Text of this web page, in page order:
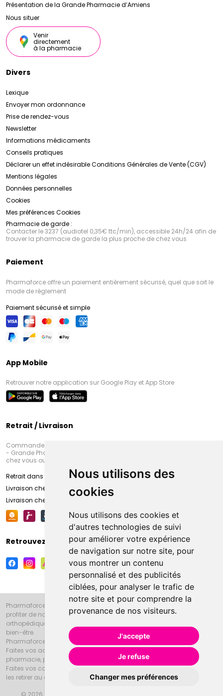
Nous utilisons des
cookies
Nous utilisons des cookies et
d'autres technologies de suivi
pour améliorer votre expérience
de navigation sur notre site, pour
vous montrer un contenu
personnalisé et des publicités
ciblées, pour analyser le trafic de
notre site et pour comprendre la
provenance de nos visiteurs.
J'accepte
Je refuse
Changer mes préférences
Présentation de la Grande Pharmacie d’Amiens
Nous situer
Venir
directement
à la pharmacie
Divers
Lexique
Envoyer mon ordonnance
Prise de rendez-vous
Newsletter
Informations médicaments
Conseils pratiques
Déclarer un effet indésirableConditions Générales de Vente (CGV)
Mentions légales
Données personnelles
Cookies
Mes préférences Cookies
Pharmacie de garde :
Contacter le 3237 (audiotel 0,35€ ttc/min), accessible 24h/24 afin de
trouver la pharmacie de garde la plus proche de chez vous
Paiement
Pharmaforce offre un paiement entièrement sécurisé, quel que soit le
mode de règlement
Paiement sécurisé et simple
App Mobile
Retrouver notre application sur Google Play et App Store
Retrait / Livraison
Commandez en ligne et venez chercher votre commande à Amiens
- Grande Pharmacie d’Amiens (Fachon) ou recevez-là rapidement
chez vous ou en point retrait
Retrait dans la pharmacie d’Amiens
Livraison chez vous
Livraison chez votre commerçant
Retrouvez-nous sur vos réseaux sociaux
Pharmaforce.fr et la Grande Pharmacie d’Amiens vous souhaitent de
profiter de notre accueil, de nos conseils pharmaceutiques,
orthopédiques, homéopathiques, parapharmaceutiques, beauté et
bien-être.
Pharmaforce.fr est le site internet de la Grande Pharmacie d’Amiens.
Faites vos achats en ligne grâce à un choix de 20000 références en
pharmacie, parapharmacie, diététique et animaux (vétérinaire).
Faites vos courses de pharmacie et parapharmacie en ligne et venez
les retirer au drive ou vous les faire livrer à domicile.